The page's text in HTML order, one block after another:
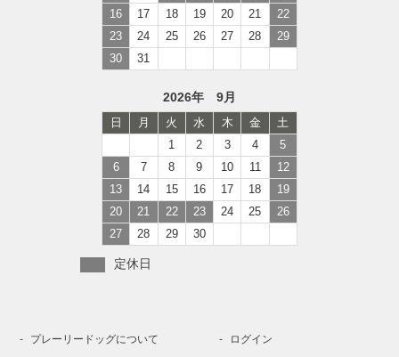
16
17 18 19 20 21
22
23
24 25 26 27 28
29
30
31
2026年 9月
日 月 火 水 木 金
土
1
2 3 4
5
6
7 8 9 10 11
12
13
14 15 16 17 18
19
20
21 22 23 24 25
26
27
28 29 30
定休日
プレーリードッグについて ログイン